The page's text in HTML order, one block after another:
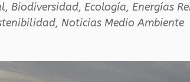
, Biodiversidad,Ecología,Energías
, Noticias Medio Ambiente